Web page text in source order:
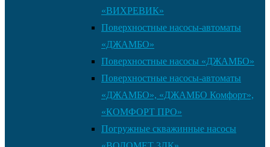
«ВИХРЕВИК»
Поверхностные насосы-автоматы
«ДЖАМБО»
Поверхностные насосы «ДЖАМБО»
Поверхностные насосы-автоматы
«ДЖАМБО», «ДЖАМБО Комфорт»,
«КОМФОРТ ПРО»
Погружные скважинные насосы